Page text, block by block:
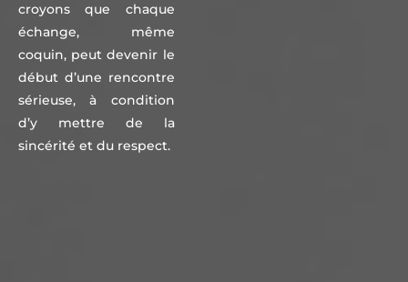
croyons que chaque
échange, même
coquin, peut devenir le
début d’une rencontre
sérieuse, à condition
d’y mettre de la
sincérité et du respect.